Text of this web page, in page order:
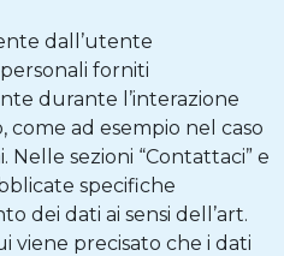
dall’utente
forniti
durante l’interazione
come ad esempio nel caso
Nelle sezioni “Contattaci” e
specifiche
dei dati ai sensi dell’art.
viene precisato che i dati